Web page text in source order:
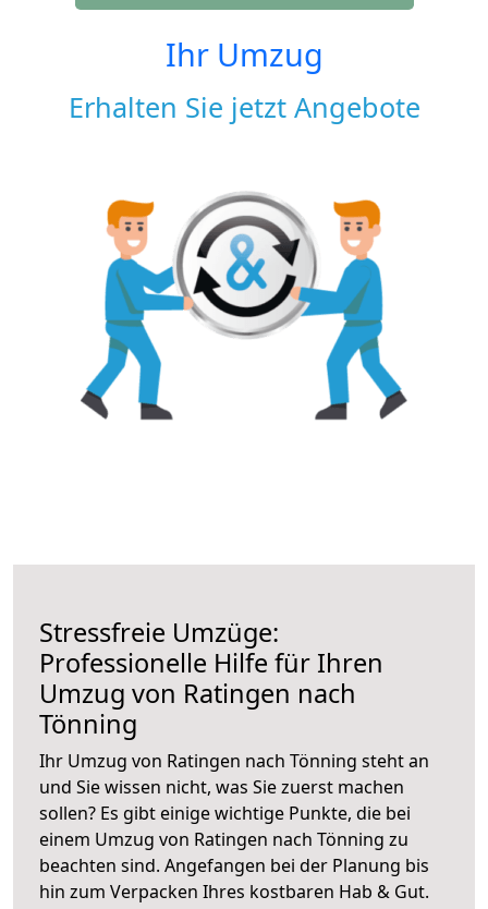
Ihr Umzug
Erhalten Sie jetzt Angebote
Stressfreie Umzüge:
Professionelle Hilfe für Ihren
Umzug von Ratingen nach
Tönning
Ihr Umzug von Ratingen nach Tönning steht an
und Sie wissen nicht, was Sie zuerst machen
sollen? Es gibt einige wichtige Punkte, die bei
einem Umzug von Ratingen nach Tönning zu
beachten sind. Angefangen bei der Planung bis
hin zum Verpacken Ihres kostbaren Hab & Gut.